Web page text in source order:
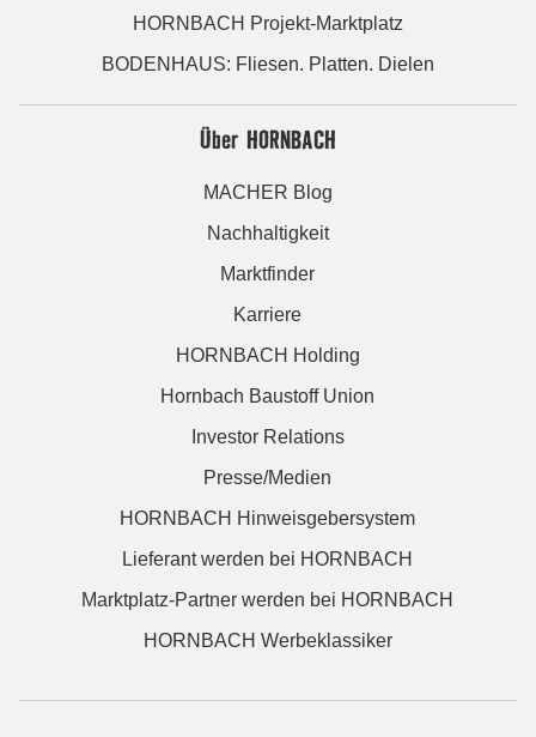
HORNBACH Projekt-Marktplatz
BODENHAUS: Fliesen. Platten. Dielen
Über HORNBACH
MACHER Blog
Nachhaltigkeit
Marktfinder
Karriere
HORNBACH Holding
Hornbach Baustoff Union
Investor Relations
Presse/Medien
HORNBACH Hinweisgebersystem
Lieferant werden bei HORNBACH
Marktplatz-Partner werden bei HORNBACH
HORNBACH Werbeklassiker